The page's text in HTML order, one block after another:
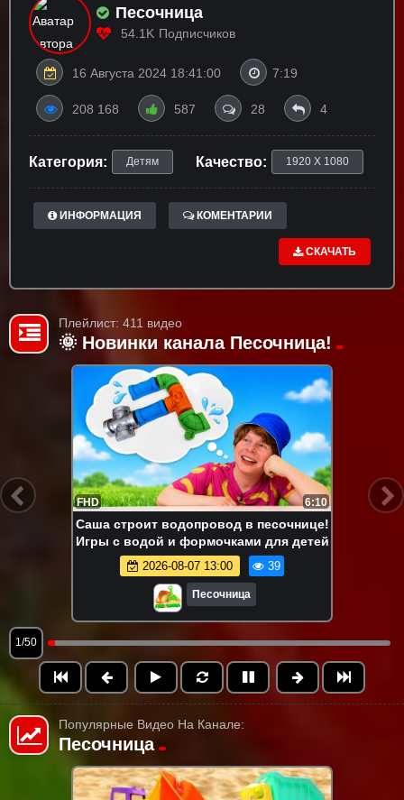
Песочница
54.1K Подписчиков
16 Августа 2024 18:41:00 7:19
208 168 587 28 4
Категория: Детям Качество: 1920 X 1080
ИНФОРМАЦИЯ КОМЕНТАРИИ
СКАЧАТЬ
Плейлист: 411 видео
🌞 Новинки канала Песочница!
FHD 6:10
Саша строит водопровод в песочнице!
Игры с водой и формочками для детей
2026-08-07 13:00 39
Песочница
1/50
Популярные Видео На Канале:
Песочница